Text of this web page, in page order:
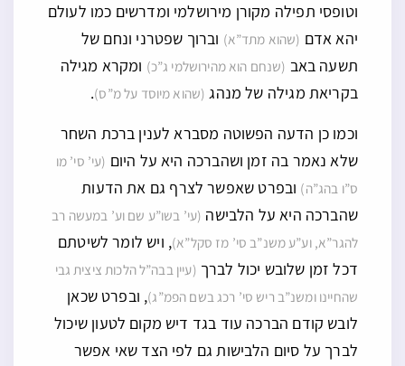
וטופסי תפילה מקורן מירושלמי ומדרשים כמו לעולם
יהא אדם (שהוא מתד”א) וברוך שפטרני ונחם של
תשעה באב (שנחם הוא מהירושלמי ג”כ) ומקרא מגילה
בקריאת מגילה של מנהג (שהוא מיוסד על מ”ס).
וכמו כן הדעה הפשוטה מסברא לענין ברכת השחר
שלא נאמר בה זמן ושהברכה היא על היום (עי’ סי’ מו
ס”ו בהג”ה) ובפרט שאפשר לצרף גם את הדעות
שהברכה היא על הלבישה (עי’ בשו”ע שם וע’ במעשה רב
להגר”א, וע”ע משנ”ב סי’ מז סקל”א), ויש לומר לשיטתם
דכל זמן שלובש יכול לברך (עיין בבה”ל הלכות ציצית גבי
שהחיינו ומשנ”ב ריש סי’ רכג בשם הפמ”ג), ובפרט שכאן
לובש קודם הברכה עוד בגד דיש מקום לטעון שיכול
לברך על סיום הלבישות גם לפי הצד שאי אפשר